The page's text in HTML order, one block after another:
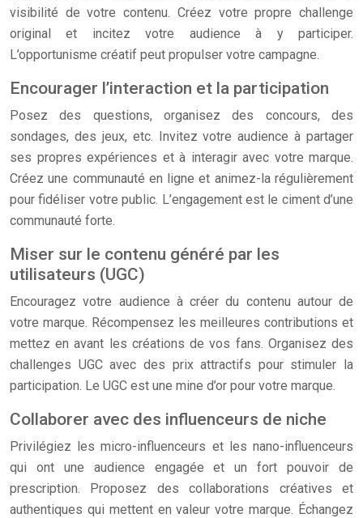
visibilité de votre contenu. Créez votre propre challenge
original et incitez votre audience à y participer.
L’opportunisme créatif peut propulser votre campagne.
Encourager l’interaction et la participation
Posez des questions, organisez des concours, des
sondages, des jeux, etc. Invitez votre audience à partager
ses propres expériences et à interagir avec votre marque.
Créez une communauté en ligne et animez-la régulièrement
pour fidéliser votre public. L’engagement est le ciment d’une
communauté forte.
Miser sur le contenu généré par les
utilisateurs (UGC)
Encouragez votre audience à créer du contenu autour de
votre marque. Récompensez les meilleures contributions et
mettez en avant les créations de vos fans. Organisez des
challenges UGC avec des prix attractifs pour stimuler la
participation. Le UGC est une mine d’or pour votre marque.
Collaborer avec des influenceurs de niche
Privilégiez les micro-influenceurs et les nano-influenceurs
qui ont une audience engagée et un fort pouvoir de
prescription. Proposez des collaborations créatives et
authentiques qui mettent en valeur votre marque. Échangez